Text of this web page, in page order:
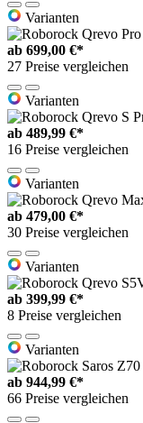
Varianten
ab 699,00 €*
27 Preise vergleichen
Varianten
ab 489,99 €*
16 Preise vergleichen
Varianten
ab 479,00 €*
30 Preise vergleichen
Varianten
ab 399,99 €*
8 Preise vergleichen
Varianten
ab 944,99 €*
66 Preise vergleichen